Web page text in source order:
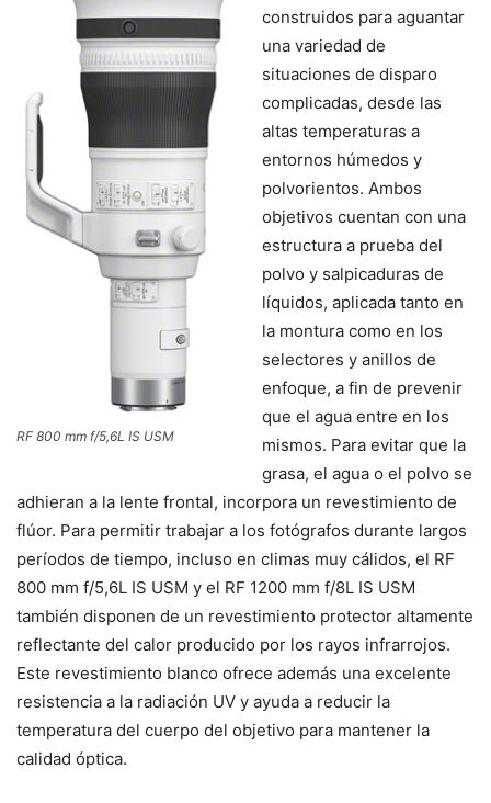
RF 800 mm f/5,6L IS USM
construidos para aguantar
una variedad de
situaciones de disparo
complicadas, desde las
altas temperaturas a
entornos húmedos y
polvorientos. Ambos
objetivos cuentan con una
estructura a prueba del
polvo y salpicaduras de
líquidos, aplicada tanto en
la montura como en los
selectores y anillos de
enfoque, a fin de prevenir
que el agua entre en los
mismos. Para evitar que la
grasa, el agua o el polvo se
adhieran a la lente frontal, incorpora un revestimiento de
flúor. Para permitir trabajar a los fotógrafos durante largos
períodos de tiempo, incluso en climas muy cálidos, el RF
800 mm f/5,6L IS USM y el RF 1200 mm f/8L IS USM
también disponen de un revestimiento protector altamente
reflectante del calor producido por los rayos infrarrojos.
Este revestimiento blanco ofrece además una excelente
resistencia a la radiación UV y ayuda a reducir la
temperatura del cuerpo del objetivo para mantener la
calidad óptica.